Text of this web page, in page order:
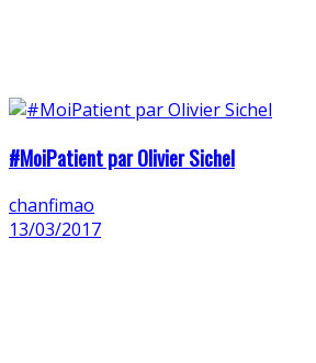
#MoiPatient par Olivier Sichel
chanfimao
13/03/2017